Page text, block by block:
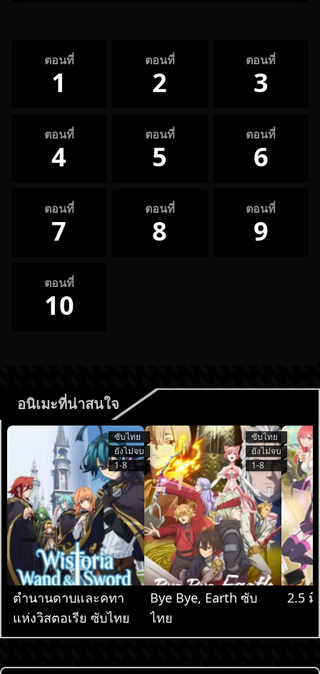
ตอนที่
1
ตอนที่
2
ตอนที่
3
ตอนที่
4
ตอนที่
5
ตอนที่
6
ตอนที่
7
ตอนที่
8
ตอนที่
9
ตอนที่
10
อนิเมะที่น่าสนใจ
ซับไทย
ยังไม่จบ
1-8
ตำนานดาบและคทา
แห่งวิสตอเรีย ซับไทย
ซับไทย
ยังไม่จบ
1-8
Bye Bye, Earth ซับ
ไทย
2.5